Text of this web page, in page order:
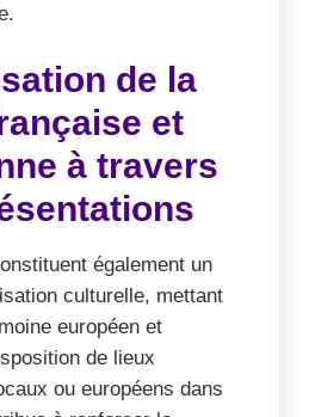
de la
et
à travers
également un
culturelle, mettant
européen et
de lieux
ou européens dans